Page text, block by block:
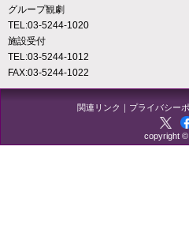
グループ観劇
TEL:03-5244-1020
施設受付
TEL:03-5244-1012
FAX:03-5244-1022
関連リンク ｜ プライバシー
copyright ©